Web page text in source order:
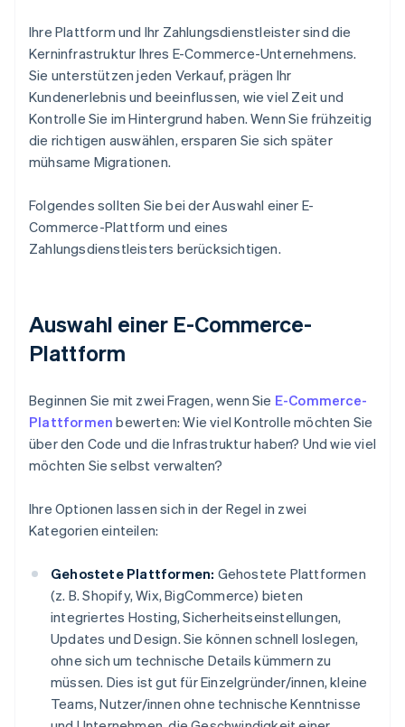
Ihre Plattform und Ihr Zahlungsdienstleister sind die
Kerninfrastruktur Ihres E-Commerce-Unternehmens.
Sie unterstützen jeden Verkauf, prägen Ihr
Kundenerlebnis und beeinflussen, wie viel Zeit und
Kontrolle Sie im Hintergrund haben. Wenn Sie frühzeitig
die richtigen auswählen, ersparen Sie sich später
mühsame Migrationen.
Folgendes sollten Sie bei der Auswahl einer E-
Commerce-Plattform und eines
Zahlungsdienstleisters berücksichtigen.
Auswahl einer E-Commerce-
Plattform
Beginnen Sie mit zwei Fragen, wenn Sie E-Commerce-
Plattformen bewerten: Wie viel Kontrolle möchten Sie
über den Code und die Infrastruktur haben? Und wie viel
möchten Sie selbst verwalten?
Ihre Optionen lassen sich in der Regel in zwei
Kategorien einteilen:
Gehostete Plattformen: Gehostete Plattformen
(z. B. Shopify, Wix, BigCommerce) bieten
integriertes Hosting, Sicherheitseinstellungen,
Updates und Design. Sie können schnell loslegen,
ohne sich um technische Details kümmern zu
müssen. Dies ist gut für Einzelgründer/innen, kleine
Teams, Nutzer/innen ohne technische Kenntnisse